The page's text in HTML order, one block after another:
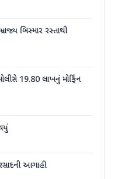
બિસ્માર રસ્તાથી
19.80 લાખનું મોર્ફિન
આગાહી